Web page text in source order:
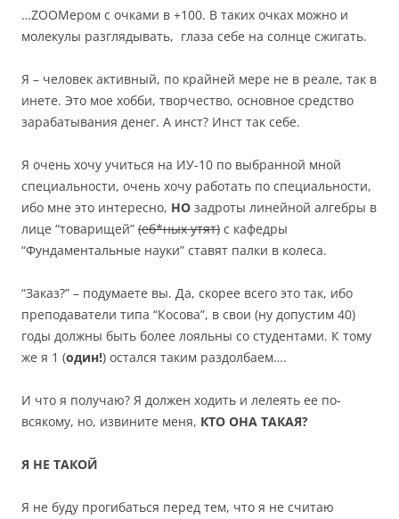
…ZOOMером с очками в +100. В таких очках можно и
молекулы разглядывать, глаза себе на солнце сжигать.
Я – человек активный, по крайней мере не в реале, так в
инете. Это мое хобби, творчество, основное средство
зарабатывания денег. А инст? Инст так себе.
Я очень хочу учиться на ИУ-10 по выбранной мной
специальности, очень хочу работать по специальности,
ибо мне это интересно, НО задроты линейной алгебры в
лице “товарищей” (еб*ных утят) с кафедры
“Фундаментальные науки” ставят палки в колеса.
“Заказ?” – подумаете вы. Да, скорее всего это так, ибо
преподаватели типа “Косова”, в свои (ну допустим 40)
годы должны быть более лояльны со студентами. К тому
же я 1 (один!) остался таким раздолбаем….
И что я получаю? Я должен ходить и лелеять ее по-
всякому, но, извините меня, КТО ОНА ТАКАЯ?
Я НЕ ТАКОЙ
Я не буду прогибаться перед тем, что я не считаю